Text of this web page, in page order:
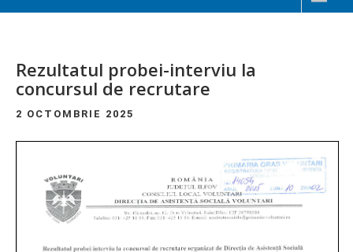
Rezultatul probei-interviu la
concursul de recrutare
2 OCTOMBRIE 2025